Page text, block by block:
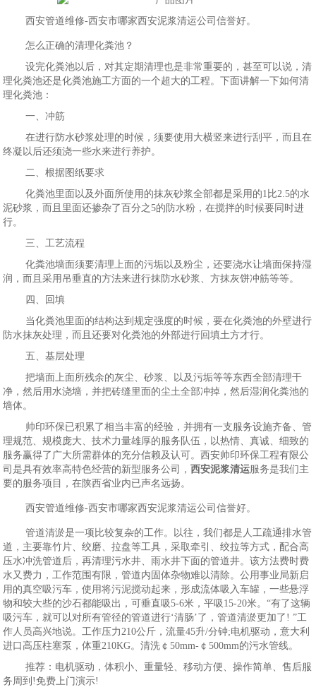
西安管道维修-西安市哪家西安泥浆清运公司信誉好。
怎么正确的清理化粪池？
设完化粪池以后，对其定期清理也是非常重要的，甚至可以说，清
理化粪池还是化粪池施工方面的一个超大的工程。下面讲解一下如何清
理化粪池：
一、冲筋
在进行防水砂浆处理的时候，须要使用大横竖来进行刮平，而且在
终凝以后还须浇一些水来进行养护。
二、根据图纸要求
化粪池里面以及外面所使用的抹灰砂浆全部都是采用的1比2.5的水
泥砂浆，而且里面还掺杂了百分之5的防水粉，在搅拌的时候要同时进
行。
三、工艺流程
化粪池墙面须要清理上面的污垢以及粉尘，还要浇水让墙面保持湿
润，而且采用吊垂直的方法来进行抹防水砂浆、方抹灰饼冲筋等等。
四、回填
当化粪池里面的结构达到规定强度的时候，要在化粪池的外壁进行
防水抹灰处理，而且还要对化粪池的外部进行回填土方才行。
五、基层处理
把墙面上面所残余的灰尘、砂浆、以及污垢等等东西全部清理干
净，然后用水浇墙，并把砖缝里面的尘土全部冲掉，然后湿润化粪池的
墙体。
帅印环保已积累了相当丰富的经验，并拥有一支服务设施齐备、管
理规范、规模庞大、技术力量雄厚的服务队伍，以热情、真诚、细致的
服务赢得了广大所需群体的充分信赖及认可。西安帅印环保工程有限公
司是具有效率高特色经营的新型服务公司， 西安泥浆清运服务是我们主
要的服务项目，在陕西省业内已声名远扬。
西安管道维修-西安市哪家西安泥浆清运公司信誉好。
管道清淤是一项比较复杂的工作。以往，我们都是人工疏通排水管
道，主要靠竹片、绞磨、拉盘等工具，采取牵引、绞拉等方式，配合高
压水冲洗管道后，再清理污水井、雨水井下面的管道井。该方法费时费
水又费力，工作范围有限，管道内固体杂物难以清除。公用事业局新启
用的真空吸污车，使用将污泥搅动起来，形成流体吸入车罐，一些悬浮
物和较大些的沙石都能吸出，可垂直吸5-6米，平吸15-20米。“有了这辆
吸污车，就可以对所有管径的管道进行‘清肠’了，管道清淤更加了! ”工
作人员高兴地说。工作压力210公斤，流量45升/分钟;电机驱动，意大利
进口高压柱塞泵，体重210KG。清洗￠50mm-￠500mm的污水管线。
推荐：电机驱动，体积小、重量轻、移动方便、操作简单、售后服
务周到!免费上门演示!